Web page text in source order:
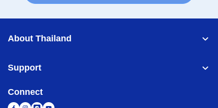
About Thailand
Support
Connect